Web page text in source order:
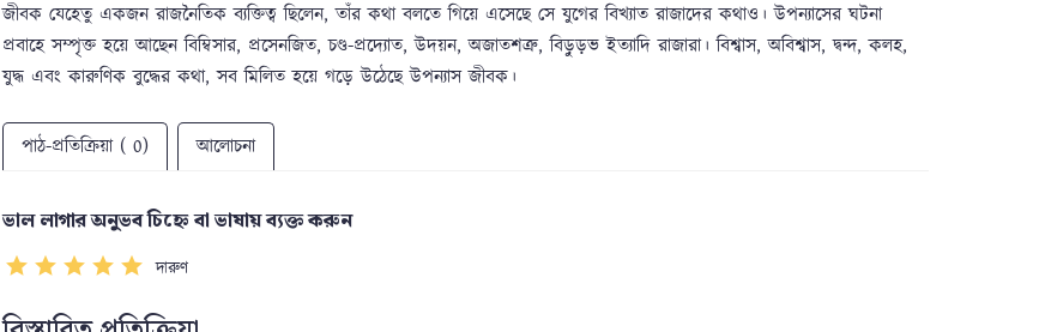
জীবক যেহেতু একজন রাজনৈতিক ব্যক্তিত্ব ছিলেন, তাঁর কথা বলতে গিয়ে এসেছে সে যুগের বিখ্যাত রাজাদের কথাও। উপন্যাসের ঘটনা
প্রবাহে সম্পৃক্ত হয়ে আছেন বিম্বিসার, প্রসেনজিত, চণ্ড-প্রদ্যোত, উদয়ন, অজাতশত্রু, বিড়ুড়ভ ইত্যাদি রাজারা। বিশ্বাস, অবিশ্বাস, দ্বন্দ, কলহ,
যুদ্ধ এবং কারুণিক বুদ্ধের কথা, সব মিলিত হয়ে গড়ে উঠেছে উপন্যাস জীবক।
পাঠ-প্রতিক্রিয়া ( 0) আলোচনা
ভাল লাগার অনুভব চিহ্নে বা ভাষায় ব্যক্ত করুন
দারুণ